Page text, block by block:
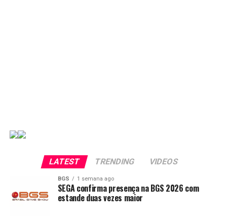
LATEST TRENDING VIDEOS
BGS 1 semana ago
SEGA confirma presença na BGS 2026 com
estande duas vezes maior